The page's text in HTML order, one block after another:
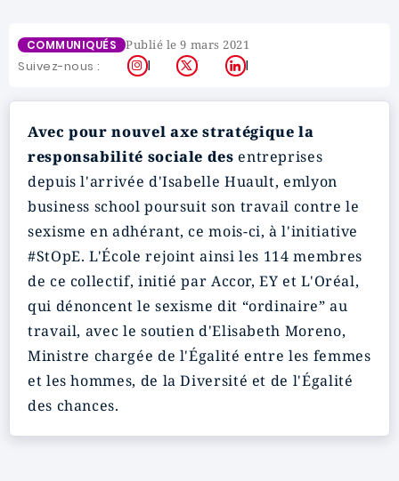
COMMUNIQUÉS Publié le 9 mars 2021
Suivez-nous : Instagram
X LinkedIn
Avec pour nouvel axe stratégique la
responsabilité sociale desentreprises
depuis l'arrivée d'Isabelle Huault, emlyon
business school poursuit son travail contre le
sexisme en adhérant, ce mois-ci, à l'initiative
#StOpE. L'École rejoint ainsi les 114 membres
de ce collectif, initié par Accor, EY et L'Oréal,
qui dénoncent le sexisme dit “ordinaire” au
travail, avec le soutien d'Elisabeth Moreno,
Ministre chargée de l'Égalité entre les femmes
et les hommes, de la Diversité et de l'Égalité
des chances.